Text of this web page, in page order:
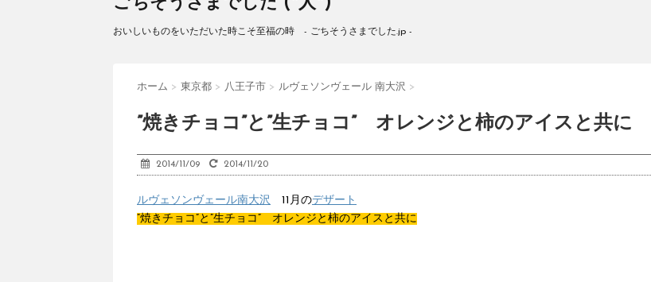
おいしいものをいただいた時こそ至福の時 - ごちそうさまでした.jp -
ホーム > 東京都 > 八王子市 > ルヴェソンヴェール 南大沢 >
”焼きチョコ”と”生チョコ” オレンジと柿のアイスと共に
2014/11/09 2014/11/20
ルヴェソンヴェール南大沢 11月のデザート
”焼きチョコ”と”生チョコ” オレンジと柿のアイスと共に